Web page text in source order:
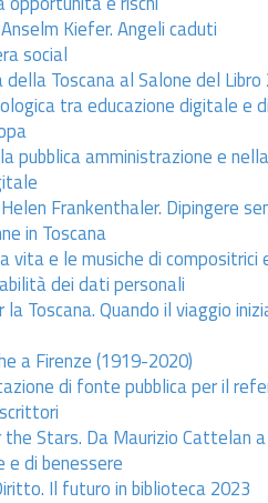
Kiefer. Angeli caduti
social
della Toscana al Salone del
tra educazione digitale e
pubblica amministrazione e
Frankenthaler. Dipingere
in Toscana
vita e le musiche di
dei dati personali
Toscana. Quando il viaggio
a Firenze (1919-2020)
di fonte pubblica per il
the Stars. Da Maurizio Cattelan
e di benessere
Il futuro in biblioteca 2023